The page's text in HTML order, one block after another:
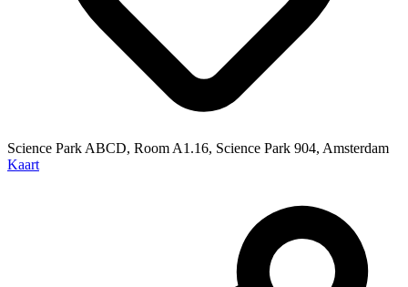
Science Park ABCD, Room A1.16, Science Park 904, Amsterdam
Kaart